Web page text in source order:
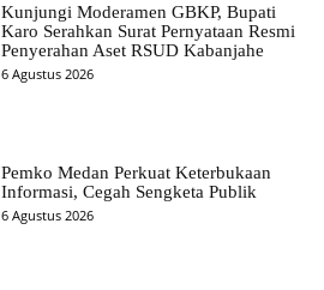
Kunjungi Moderamen GBKP, Bupati
Karo Serahkan Surat Pernyataan Resmi
Penyerahan Aset RSUD Kabanjahe
6 Agustus 2026
Pemko Medan Perkuat Keterbukaan
Informasi, Cegah Sengketa Publik
6 Agustus 2026